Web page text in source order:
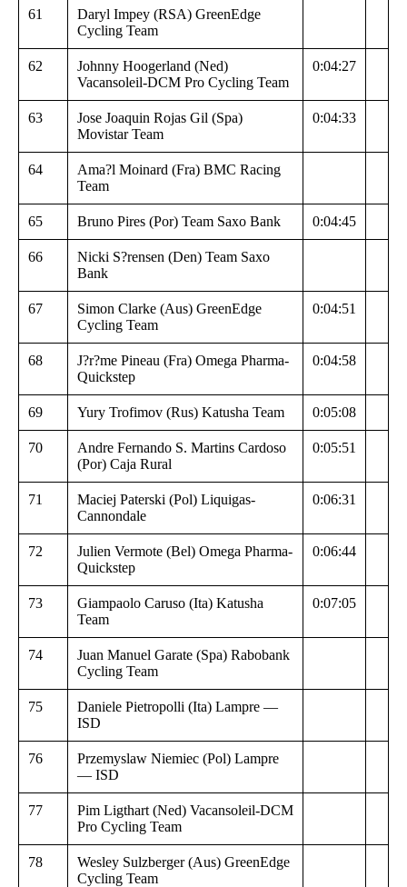
61
Daryl Impey (RSA) GreenEdge
Cycling Team
62
Johnny Hoogerland (Ned)
Vacansoleil-DCM Pro Cycling Team
0:04:27
63
Jose Joaquin Rojas Gil (Spa)
Movistar Team
0:04:33
64
Ama?l Moinard (Fra) BMC Racing
Team
65 Bruno Pires (Por) Team Saxo Bank 0:04:45
66
Nicki S?rensen (Den) Team Saxo
Bank
67
Simon Clarke (Aus) GreenEdge
Cycling Team
0:04:51
68
J?r?me Pineau (Fra) Omega Pharma-
Quickstep
0:04:58
69 Yury Trofimov (Rus) Katusha Team 0:05:08
70
Andre Fernando S. Martins Cardoso
(Por) Caja Rural
0:05:51
71
Maciej Paterski (Pol) Liquigas-
Cannondale
0:06:31
72
Julien Vermote (Bel) Omega Pharma-
Quickstep
0:06:44
73
Giampaolo Caruso (Ita) Katusha
Team
0:07:05
74
Juan Manuel Garate (Spa) Rabobank
Cycling Team
75
Daniele Pietropolli (Ita) Lampre —
ISD
76
Przemyslaw Niemiec (Pol) Lampre
— ISD
77
Pim Ligthart (Ned) Vacansoleil-DCM
Pro Cycling Team
78
Wesley Sulzberger (Aus) GreenEdge
Cycling Team